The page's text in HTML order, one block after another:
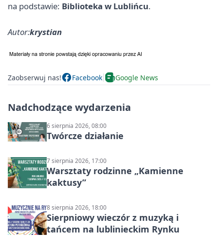
na podstawie: Biblioteka w Lublińcu.
Autor:krystian
Zaobserwuj nas! Facebook Google News
Nadchodzące wydarzenia
6 sierpnia 2026, 08:00
Twórcze działanie
7 sierpnia 2026, 17:00
Warsztaty rodzinne „Kamienne
kaktusy”
8 sierpnia 2026, 18:00
Sierpniowy wieczór z muzyką i
tańcem na lublinieckim Rynku